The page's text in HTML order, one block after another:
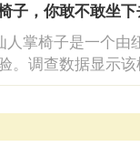
子，你敢不敢坐
椅子是一个由纽
。调查数据显示